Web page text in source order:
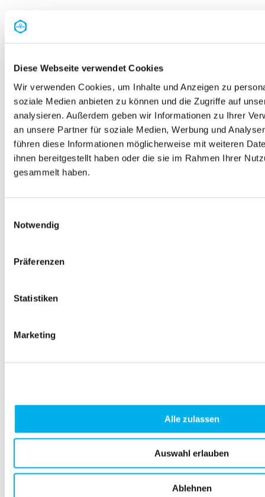
Diese Webseite verwendet Cookies
Wir verwenden Cookies, um Inhalte und Anzeigen zu
soziale Medien anbieten zu können und die Zugriffe auf
analysieren. Außerdem geben wir Informationen zu Ihrer
an unsere Partner für soziale Medien, Werbung und
führen diese Informationen möglicherweise mit weiteren
ihnen bereitgestellt haben oder die sie im Rahmen Ihrer
gesammelt haben.
Notwendig
Präferenzen
Statistiken
Marketing
Alle zulassen
Auswahl erlauben
Ablehnen
Passendes Zubehör
UNI Wellrohr Kabelverschraubung, metrisch